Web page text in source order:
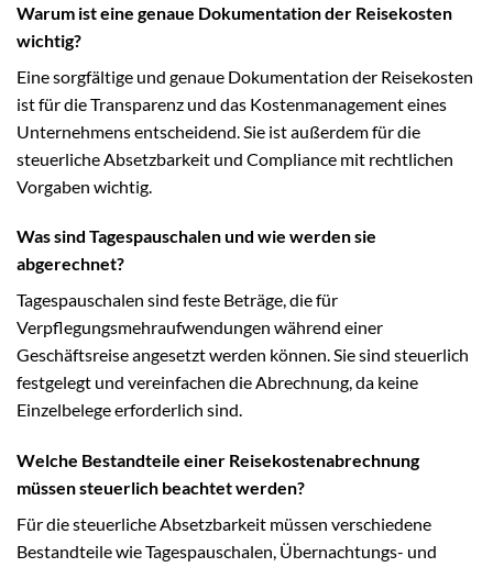
Warum ist eine genaue Dokumentation der Reisekosten
wichtig?
Eine sorgfältige und genaue Dokumentation der Reisekosten
ist für die Transparenz und das Kostenmanagement eines
Unternehmens entscheidend. Sie ist außerdem für die
steuerliche Absetzbarkeit und Compliance mit rechtlichen
Vorgaben wichtig.
Was sind Tagespauschalen und wie werden sie
abgerechnet?
Tagespauschalen sind feste Beträge, die für
Verpflegungsmehraufwendungen während einer
Geschäftsreise angesetzt werden können. Sie sind steuerlich
festgelegt und vereinfachen die Abrechnung, da keine
Einzelbelege erforderlich sind.
Welche Bestandteile einer Reisekostenabrechnung
müssen steuerlich beachtet werden?
Für die steuerliche Absetzbarkeit müssen verschiedene
Bestandteile wie Tagespauschalen, Übernachtungs- und